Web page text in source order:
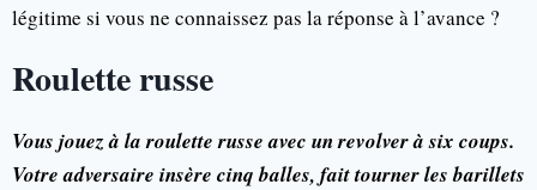
légitime si vous ne connaissez pas la réponse à l’avance ?
Roulette russe
Vous jouez à la roulette russe avec un revolver à six coups.
Votre adversaire insère cinq balles, fait tourner les barillets